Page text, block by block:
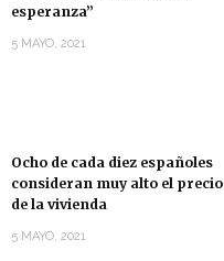
esperanza”
5 MAYO, 2021
Ocho de cada diez españoles
consideran muy alto el precio
de la vivienda
5 MAYO, 2021